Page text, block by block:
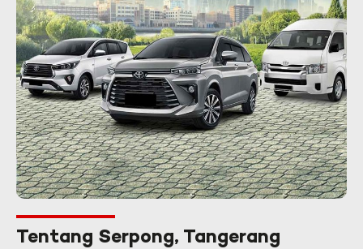
Tentang Serpong, Tangerang